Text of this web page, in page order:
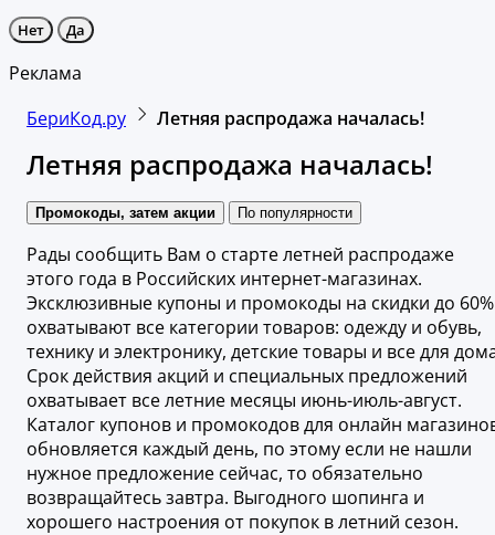
Нет Да
Реклама
БериКод.ру
Летняя распродажа началась!
Летняя распродажа началась!
Промокоды, затем акции По популярности
Рады сообщить Вам о старте летней распродаже
этого года в Российских интернет-магазинах.
Эксклюзивные купоны и промокоды на скидки до 60%
охватывают все категории товаров: одежду и обувь,
технику и электронику, детские товары и все для
Срок действия акций и специальных предложений
охватывает все летние месяцы июнь-июль-август.
Каталог купонов и промокодов для онлайн
обновляется каждый день, по этому если не нашли
нужное предложение сейчас, то обязательно
возвращайтесь завтра. Выгодного шопинга и
хорошего настроения от покупок в летний сезон.